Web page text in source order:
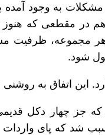
مشکلات به وجود
مقطعی که هنوز
مجموعه،
شود.
٣٥ ماهه برای صنعت نفت
دکل‌های حفاری کافی است.
که پای واردات